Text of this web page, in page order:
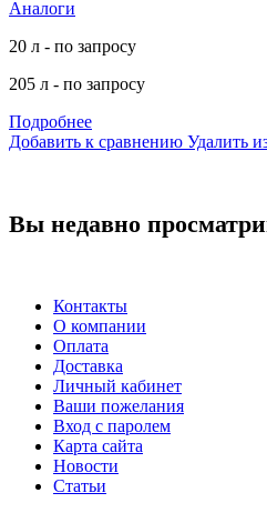
Аналоги
20 л - по запросу
205 л - по запросу
Подробнее
Добавить к сравнению Удалить
Вы недавно
Контакты
О компании
Оплата
Доставка
Личный кабинет
Ваши пожелания
Вход с паролем
Карта сайта
Новости
Статьи